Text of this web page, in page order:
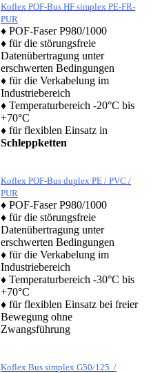
Koflex POF-Bus HF simplex PE-FR-
PUR
♦ POF-Faser P980/1000
♦ für die störungsfreie
Datenübertragung unter
erschwerten Bedingungen
♦ für die Verkabelung im
Industriebereich
♦ Temperaturbereich -20°C bis
+70°C
♦ für flexiblen Einsatz in
Schleppketten
Koflex POF-Bus duplex PE / PVC /
PUR
♦ POF-Faser P980/1000
♦ für die störungsfreie
Datenübertragung unter
erschwerten Bedingungen
♦ für die Verkabelung im
Industriebereich
♦ Temperaturbereich -30°C bis
+70°C
♦ für flexiblen Einsatz bei freier
Bewegung ohne
Zwangsführung
Koflex Bus simplex G50/125 /